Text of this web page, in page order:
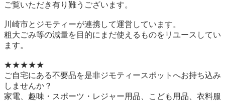
ご覧いただき有り難うございます。
川崎市とジモティーが連携して運営しています。
粗⼤ごみ等の減量を⽬的にまだ使えるものをリユースしてい
ます。
★★★★★
ご自宅にある不要品を是非ジモティースポットへお持ち込み
しませんか？
家電、趣味・スポーツ・レジャー用品、こども用品、衣料服